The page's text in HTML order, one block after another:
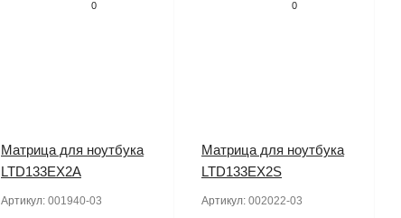
0
Матрица для ноутбука
LTD133EX2A
Артикул: 001940-03
0
Матрица для ноутбука
LTD133EX2S
Артикул: 002022-03